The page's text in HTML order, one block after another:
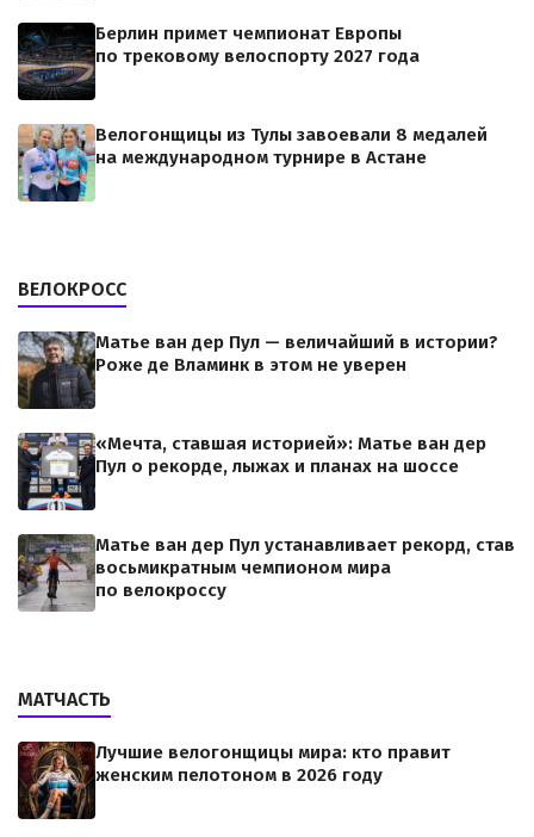
Берлин примет чемпионат Европы
по трековому велоспорту 2027 года
Велогонщицы из Тулы завоевали 8 медалей
на международном турнире в Астане
ВЕЛОКРОСС
Матье ван дер Пул — величайший в истории?
Роже де Вламинк в этом не уверен
«Мечта, ставшая историей»: Матье ван дер
Пул о рекорде, лыжах и планах на шоссе
Матье ван дер Пул устанавливает рекорд, став
восьмикратным чемпионом мира
по велокроссу
МАТЧАСТЬ
Лучшие велогонщицы мира: кто правит
женским пелотоном в 2026 году